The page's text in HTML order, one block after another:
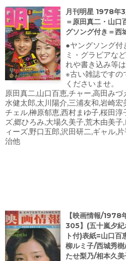
月刊明星 1978年
＝原田真二・山口
グソング付き＝西
●ヤングソング付
ミ・グラビアな
れや書き込み等
※古い雑誌ですの
くださいませ。
原田真二,山口百恵,チャー,高田み
水健太郎,太川陽介,三浦友和,岩崎
チェル,榊原郁恵,西村まゆ子,桜田
ズ,郷ひろみ,大場久美子,荒木由美
ィーズ,野口五郎,沢田研二,ギャル,
治他
【映画情報/1978
305】(五十嵐夕紀
ト付)表紙=山口
柳ルミ子/西城秀
たせ梨乃/相本久